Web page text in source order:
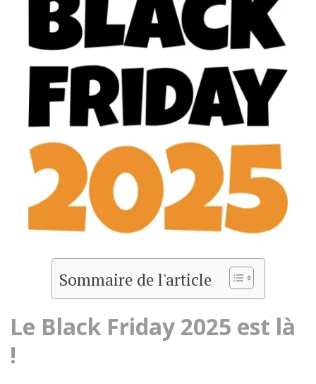
Sommaire de l'article
Le Black Friday 2025 est là
!